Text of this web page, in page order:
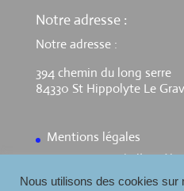
Notre adresse :
Notre adresse :
394 chemin du long serre
84330 St Hippolyte Le
Mentions légales
Contact Gite de l’Angèle
Nous utilisons des cookies sur